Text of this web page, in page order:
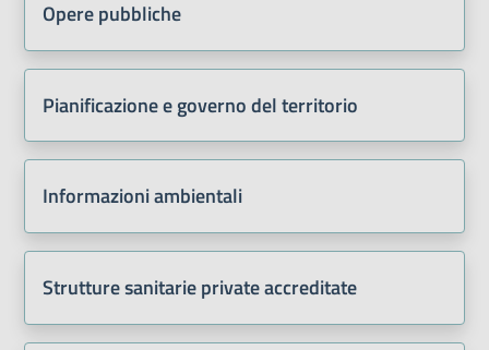
Opere pubbliche
Pianificazione e governo del territorio
Informazioni ambientali
Strutture sanitarie private accreditate